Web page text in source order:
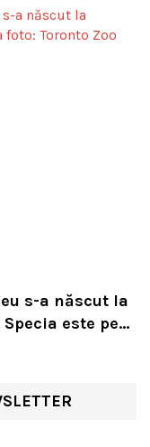
s-a născut la
este pe